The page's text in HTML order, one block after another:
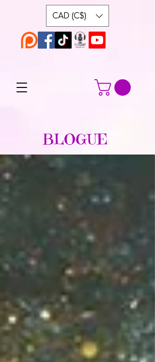
CAD (C$)
BLOGUE